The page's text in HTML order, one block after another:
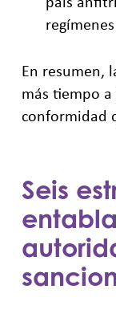
En resumen,
más tiempo
conformidad
Seis